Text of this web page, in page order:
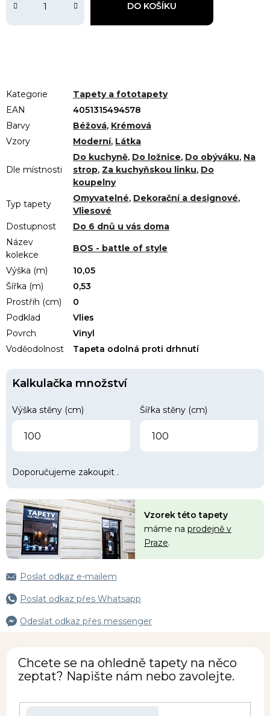
DO KOŠÍKU
Kategorie
Tapety a fototapety
EAN
4051315494578
Barvy
Béžová, Krémová
Vzory
Moderní, Látka
Dle místnosti
Do kuchyně, Do ložnice, Do obýváku, Na
strop, Za kuchyňskou linku, Do
koupelny
Typ tapety
Omyvatelné, Dekorační a designové,
Vliesové
Dostupnost
Do 6 dnů u vás doma
Název
kolekce
BOS - battle of style
Výška (m)
10,05
Šířka (m)
0,53
Prostřih (cm)
0
Podklad
Vlies
Povrch
Vinyl
Voděodolnost
Tapeta odolná proti drhnutí
Kalkulačka množství
Výška stěny (cm) Šířka stěny (cm)
Doporučujeme zakoupit .
Vzorek této tapety
máme na prodejně v
Praze.
Poslat odkaz e-mailem
Poslat odkaz přes Whatsapp
Odeslat odkaz přes messenger
Chcete se na ohledně tapety na něco
zeptat? Napište nám nebo zavolejte.